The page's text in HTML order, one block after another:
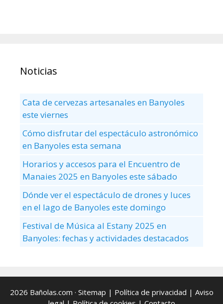
Noticias
Cata de cervezas artesanales en Banyoles
este viernes
Cómo disfrutar del espectáculo astronómico
en Banyoles esta semana
Horarios y accesos para el Encuentro de
Manaies 2025 en Banyoles este sábado
Dónde ver el espectáculo de drones y luces
en el lago de Banyoles este domingo
Festival de Música al Estany 2025 en
Banyoles: fechas y actividades destacados
2026 Bañolas.com · Sitemap | Política de privacidad | Aviso